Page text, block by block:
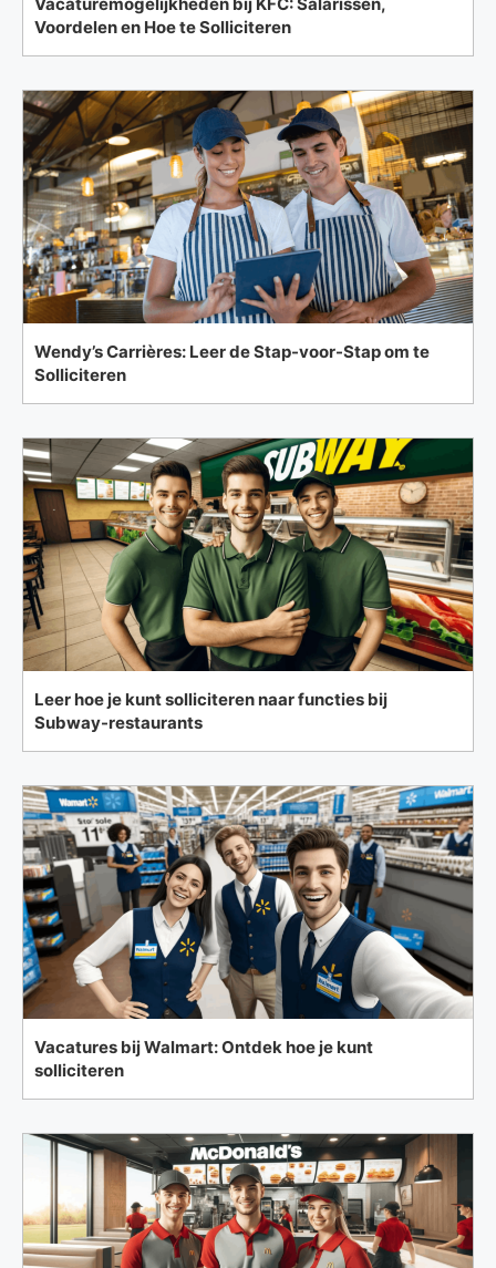
Voordelen en Hoe te Solliciteren
Wendy’s Carrières: Leer de Stap-voor-Stap om te
Solliciteren
Leer hoe je kunt solliciteren naar functies bij
Subway-restaurants
Vacatures bij Walmart: Ontdek hoe je kunt
solliciteren